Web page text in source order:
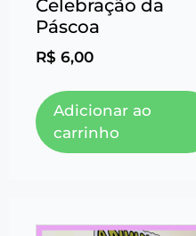
Celebração da
Páscoa
R$ 6,00
Adicionar ao
carrinho